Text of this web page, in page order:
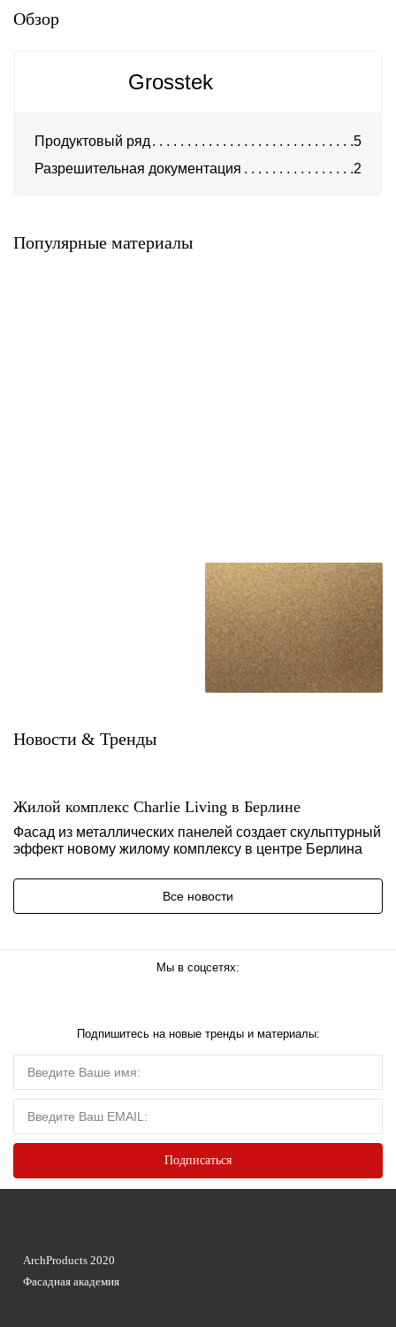
Обзор
Grosstek
Продуктовый ряд
5
Разрешительная документация
2
Популярные материалы
Новости & Тренды
Жилой комплекс Charlie Living в Берлине
Фасад из металлических панелей создает скульптурный
эффект новому жилому комплексу в центре Берлина
Все новости
Мы в соцсетях:
Подпишитесь на новые тренды и материалы:
ArchProducts 2020
Фасадная академия